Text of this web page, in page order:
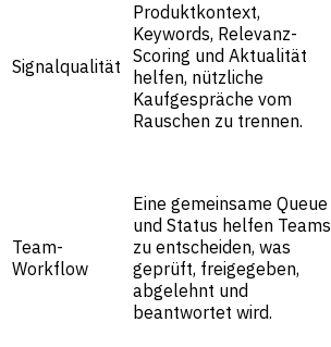
Signalqualität
Produktkontext,
Keywords, Relevanz-
Scoring und Aktualität
helfen, nützliche
Kaufgespräche vom
Rauschen zu trennen.
Team-
Workflow
Eine gemeinsame Queue
und Status helfen Teams
zu entscheiden, was
geprüft, freigegeben,
abgelehnt und
beantwortet wird.